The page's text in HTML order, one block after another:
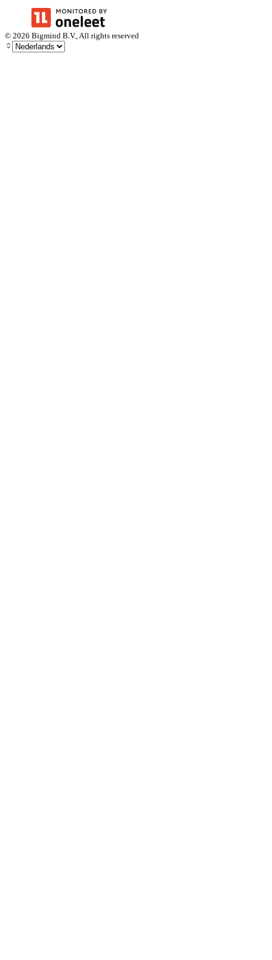
© 2026 Bigmind B.V., All rights reserved